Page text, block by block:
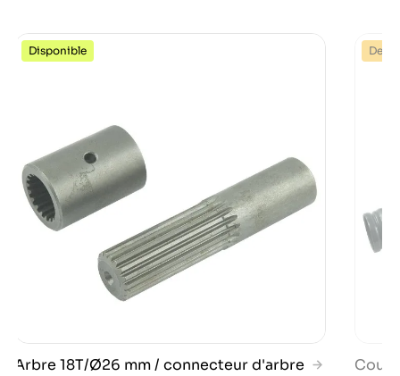
Disponible
Arbre 18T/Ø26 mm / connecteur d'arbre